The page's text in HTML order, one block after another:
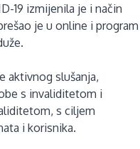
19 izmijenila je i način
je u online i program
aktivnog slušanja,
s invaliditetom i
s ciljem
i korisnika.